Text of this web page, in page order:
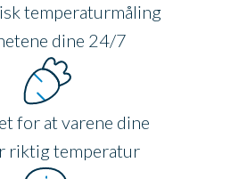
temperaturmåling
dine 24/7
for at varene dine
riktig temperatur